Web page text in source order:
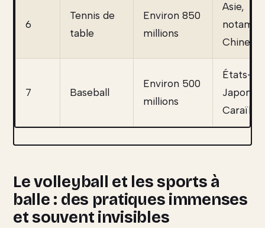
6
Tennis de
table
Environ 850
millions
Asie,
Chine
7 Baseball
Environ 500
millions
États-
Japon,
Caraïbes
Le volleyball et les sports à
balle : des pratiques immenses
et souvent invisibles